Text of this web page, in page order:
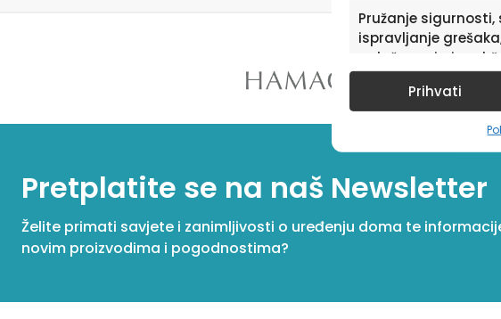
Pružanje
ispravljanje
oglašavanja i
u pogledu
Prihvati
Pretplatite se na naš Newsletter
Želite primati savjete i zanimljivosti o uređenju doma te
novim proizvodima i pogodnostima?